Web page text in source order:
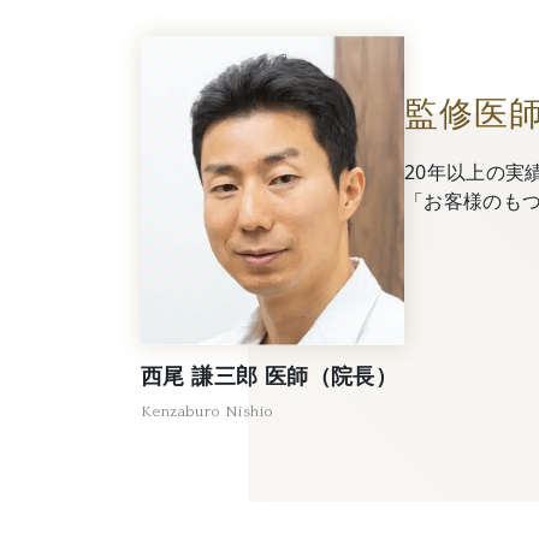
監修医
20年以上の実
「お客様のも
西尾 謙三郎 医師（院長）
Kenzaburo Nishio